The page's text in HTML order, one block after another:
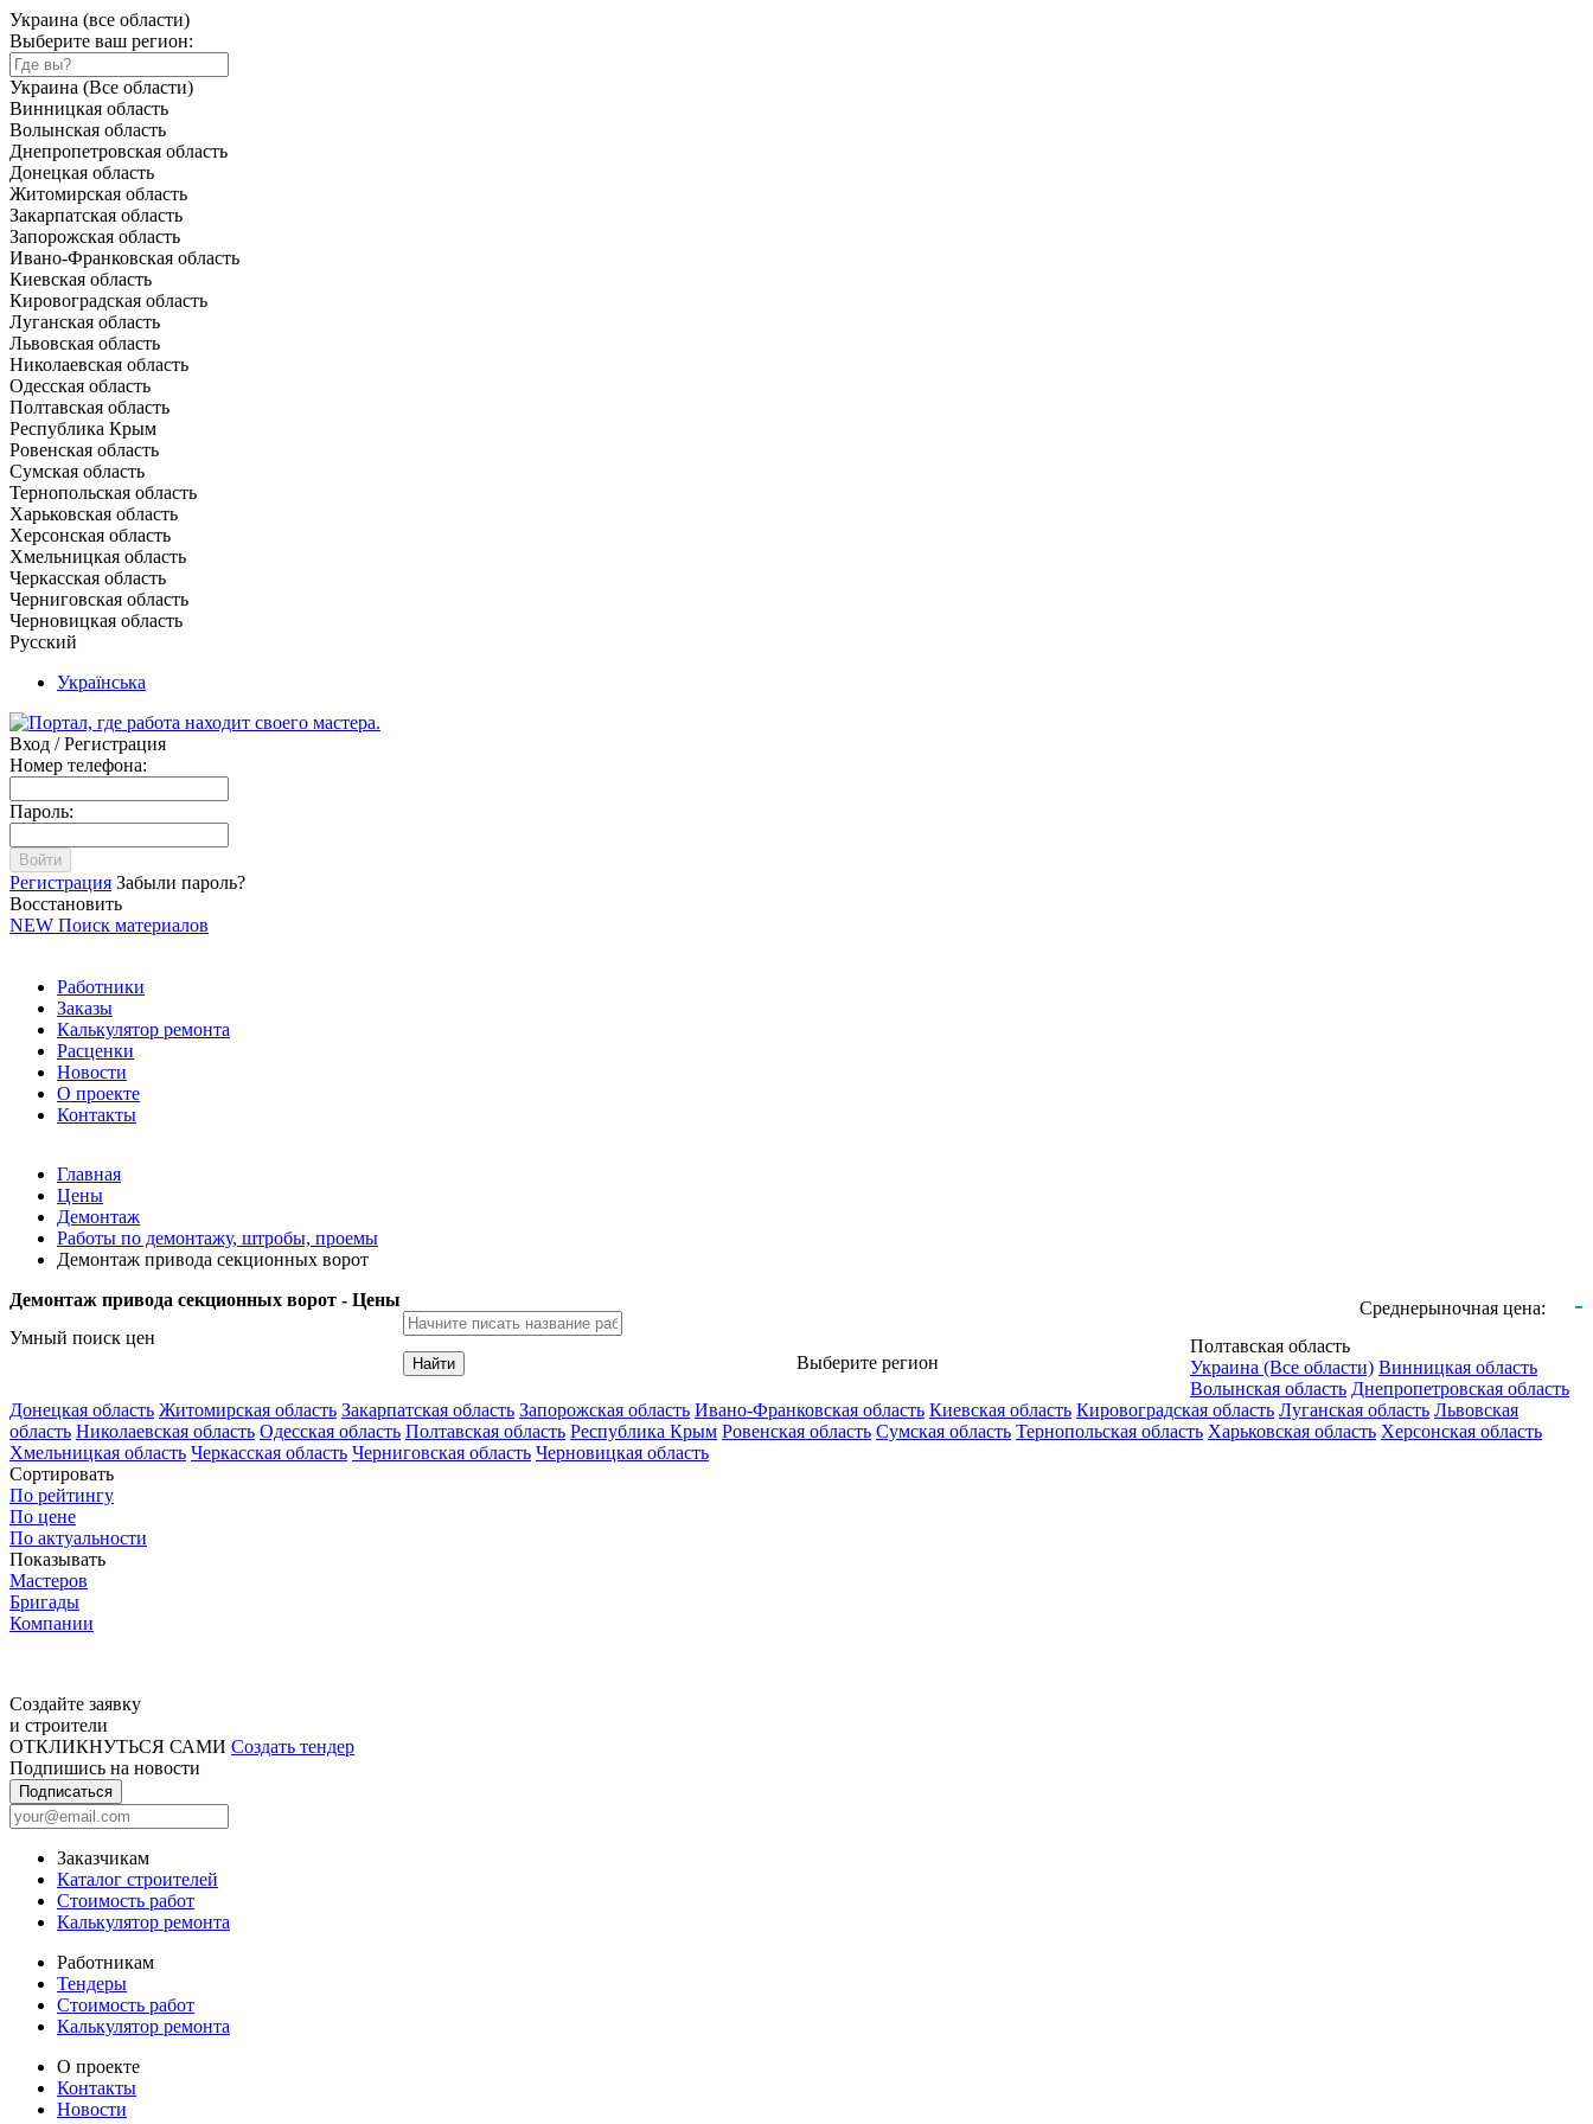
Украина (все области)
Выберите ваш регион:
Украина (Все области)
Винницкая область
Волынская область
Днепропетровская область
Донецкая область
Житомирская область
Закарпатская область
Запорожская область
Ивано-Франковская область
Киевская область
Кировоградская область
Луганская область
Львовская область
Николаевская область
Одесская область
Полтавская область
Республика Крым
Ровенская область
Сумская область
Тернопольская область
Харьковская область
Херсонская область
Хмельницкая область
Черкасская область
Черниговская область
Черновицкая область
Русский
Українська
Вход / Регистрация
Номер телефона:
Пароль:
Войти
Регистрация Забыли пароль?
Восстановить
NEW Поиск материалов
Работники
Заказы
Калькулятор ремонта
Расценки
Новости
О проекте
Контакты
Главная
Цены
Демонтаж
Работы по демонтажу, штробы, проемы
Демонтаж привода секционных ворот
Демонтаж привода секционных ворот - Цены
Среднерыночная цена: -
Умный поиск цен
Найти Выберите регион
Полтавская область
Украина (Все области) Винницкая область
Волынская область Днепропетровская область
Донецкая область Житомирская область Закарпатская область Запорожская область Ивано-Франковская область Киевская область Кировоградская область Луганская область Львовская
область Николаевская область Одесская область Полтавская область Республика Крым Ровенская область Сумская область Тернопольская область Харьковская область Херсонская область
Хмельницкая область Черкасская область Черниговская область Черновицкая область
Сортировать
По рейтингу
По цене
По актуальности
Показывать
Мастеров
Бригады
Компании
Создайте заявку
и строители
ОТКЛИКНУТЬСЯ САМИ Создать тендер
Подпишись на новости
Подписаться
Заказчикам
Каталог строителей
Стоимость работ
Калькулятор ремонта
Работникам
Тендеры
Стоимость работ
Калькулятор ремонта
О проекте
Контакты
Новости